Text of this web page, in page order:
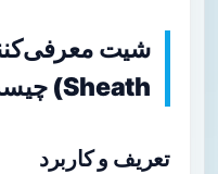
Sheath) چیست و چرا مهم است؟
تعریف و کاربرد